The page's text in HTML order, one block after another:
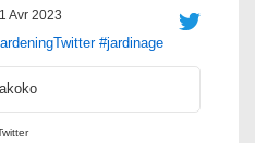
Avr 2023
#jardinage